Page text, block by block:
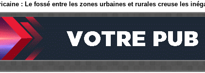
: Le fossé entre les zones urbaines et rurales creuse les
dirigeants d’Afrique de l’Ouest adopte le programme d’action